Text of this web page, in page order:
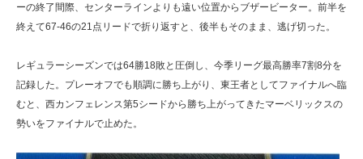
ーの終了間際、センターラインよりも遠い位置からブザービーター。前半を
終えて67-46の21点リードで折り返すと、後半もそのまま、逃げ切った。
レギュラーシーズンでは64勝18敗と圧倒し、今季リーグ最高勝率7割8分を
記録した。プレーオフでも順調に勝ち上がり、東王者としてファイナルへ臨
むと、西カンフェレンス第5シードから勝ち上がってきたマーベリックスの
勢いをファイナルで止めた。